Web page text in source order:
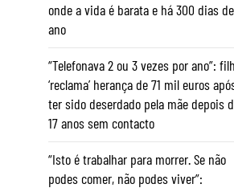
onde a vida é barata e há 300 dias
ano
“Telefonava 2 ou 3 vezes por ano”:
‘reclama’ herança de 71 mil euros
ter sido deserdado pela mãe depois
17 anos sem contacto
“Isto é trabalhar para morrer. Se não
podes comer, não podes viver”: